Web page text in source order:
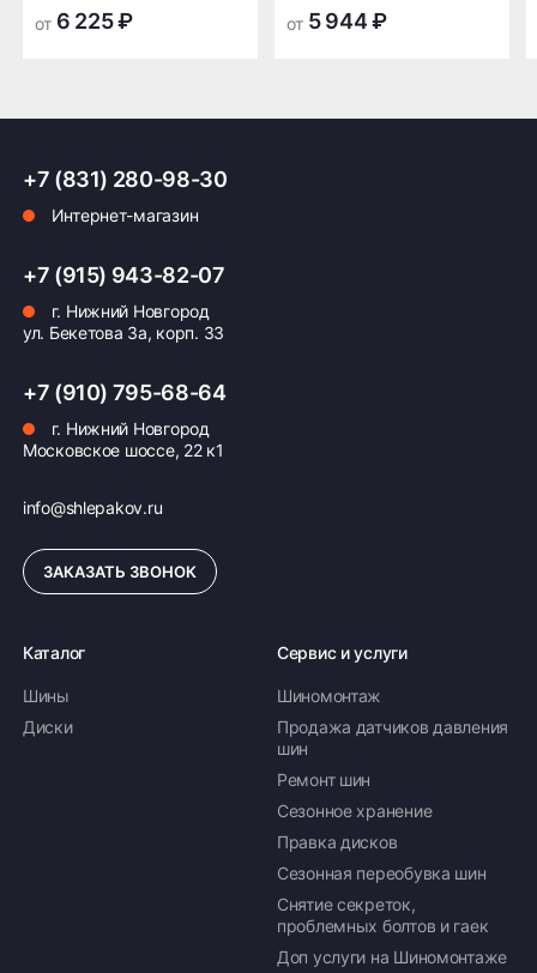
транспортной
компании в Нижнем
транспортной
компании в Нижнем
Оплата заказа
Возможна картой, наличными при получении,
также доступно оформление кредита и
от 6 225 ₽ от 5 944 ₽
+7 (831) 280-98-30
Интернет-магазин
+7 (915) 943-82-07
г. Нижний Новгород
ул. Бекетова 3а, корп. 33
+7 (910) 795-68-64
г. Нижний Новгород
Московское шоссе, 22 к1
info@shlepakov.ru
ЗАКАЗАТЬ ЗВОНОК
Каталог
Шины
Диски
Сервис и услуги
Шиномонтаж
Продажа датчиков давления
шин
Ремонт шин
Сезонное хранение
Правка дисков
Сезонная переобувка шин
Снятие секреток,
проблемных болтов и гаек
Доп услуги на Шиномонтаже